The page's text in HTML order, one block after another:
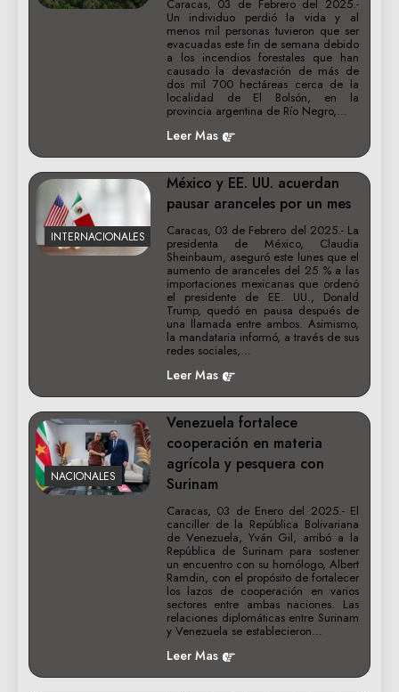
Caracas, 03 de Febrero del 2025.-
Un individuo perdió la vida y al
menos mil personas tuvieron que ser
evacuadas este fin de semana debido
a los incendios forestales que han
causado la devastación de más de
dos mil 700 hectáreas cerca de la
localidad de El Bolsón, en la
provincia argentina de Río Negro,…
Leer Mas
INTERNACIONALES
México y EE. UU. acuerdan
pausar aranceles por un mes
Caracas, 03 de Febrero del 2025.- La
presidenta de México, Claudia
Sheinbaum, aseguró este lunes que el
aumento de aranceles del 25 % a las
importaciones mexicanas que ordenó
el presidente de EE. UU., Donald
Trump, quedó en pausa después de
una llamada entre ambos. Asimismo,
la mandataria informó, a través de sus
redes sociales,…
Leer Mas
NACIONALES
‌Venezuela fortalece
cooperación en materia
agrícola y pesquera con
Surinam
Caracas, 03 de Enero del 2025.- El
canciller de la República Bolivariana
de Venezuela, Yván Gil, arribó a la
República de Surinam para sostener
un encuentro con su homólogo, Albert
Ramdin, con el propósito de fortalecer
los lazos de cooperación en varios
sectores entre ambas naciones. Las
relaciones diplomáticas entre Surinam
y Venezuela se establecieron…
Leer Mas